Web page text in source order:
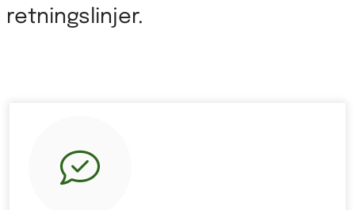
retningslinjer.